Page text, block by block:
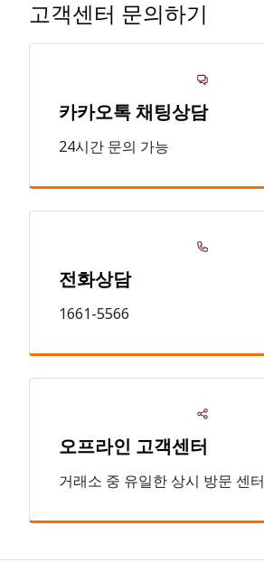
고객센터 문의하기
카카오톡 채팅상담
24시간 문의 가능
전화상담
1661-5566
오프라인 고객센터
거래소 중 유일한 상시 방문 센터